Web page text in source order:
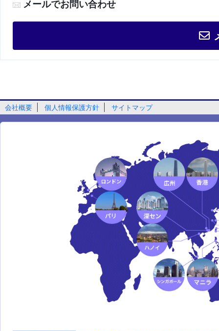
メールでお問い合わせ
会社概要 個人情報保護方針 サイトマップ